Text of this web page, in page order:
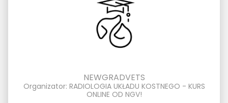
NEWGRADVETS
Organizator: RADIOLOGIA UKŁADU KOSTNEGO - KURS
ONLINE OD NGV!